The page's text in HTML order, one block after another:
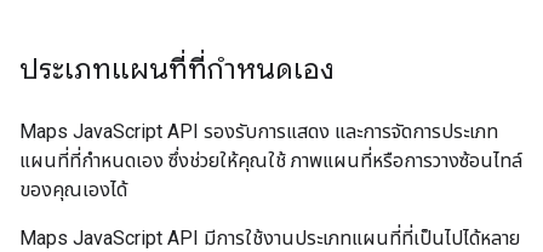
ประเภทแผนที่ที่กำหนดเอง
Maps JavaScript API รองรับการแสดง และการจัดการประเภท
แผนที่ที่กำหนดเอง ซึ่งช่วยให้คุณใช้ ภาพแผนที่หรือการวางซ้อนไทล์
ของคุณเองได้
Maps JavaScript API มีการใช้งานประเภทแผนที่ที่เป็นไปได้หลาย